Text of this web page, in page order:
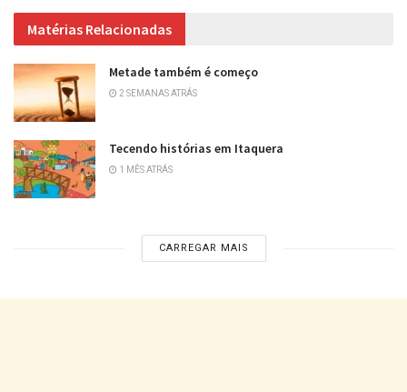
Matérias Relacionadas
Metade também é começo
2 SEMANAS ATRÁS
Tecendo histórias em Itaquera
1 MÊS ATRÁS
CARREGAR MAIS